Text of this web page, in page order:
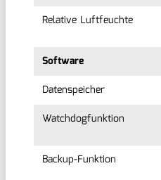
Relative Luftfeuchte
Software
Datenspeicher
Watchdogfunktion
Backup-Funktion
Relative Luftfeuchte
Software
Datenspeicher
Watchdogfunktion
Backup-Funktion